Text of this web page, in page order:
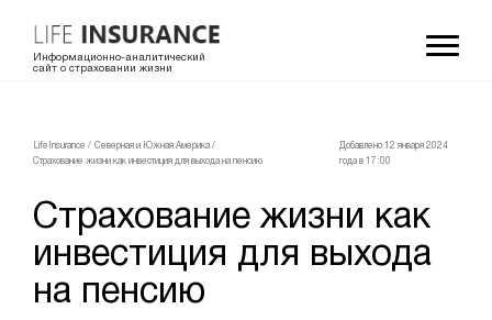
Информационно-аналитический
сайт о страховании жизни
LifeInsurance / Северная и Южная Америка /
Страхование жизни как инвестиция для выхода на пенсию
Добавлено 12 января 2024
года в 17:00
Страхование жизни как
инвестиция для выхода
на пенсию